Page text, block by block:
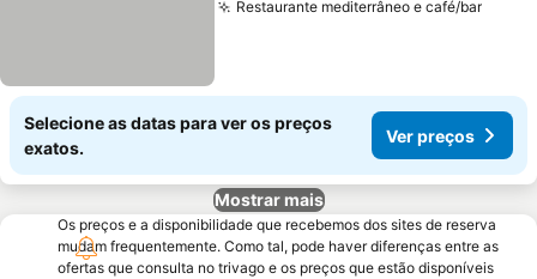
Restaurante mediterrâneo e café/barVer
Selecione as datas para ver os preços
exatos.
Ver preços
Mostrar mais
Os preços e a disponibilidade que recebemos dos sites de reserva
mudam frequentemente. Como tal, pode haver diferenças entre as
ofertas que consulta no trivago e os preços que estão disponíveis